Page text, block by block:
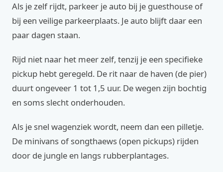
Als je zelf rijdt, parkeer je auto bij je guesthouse of
bij een veilige parkeerplaats. Je auto blijft daar een
paar dagen staan.
Rijd niet naar het meer zelf, tenzij je een specifieke
pickup hebt geregeld. De rit naar de haven (de pier)
duurt ongeveer 1 tot 1,5 uur. De wegen zijn bochtig
en soms slecht onderhouden.
Als je snel wagenziek wordt, neem dan een pilletje.
De minivans of songthaews (open pickups) rijden
door de jungle en langs rubberplantages.